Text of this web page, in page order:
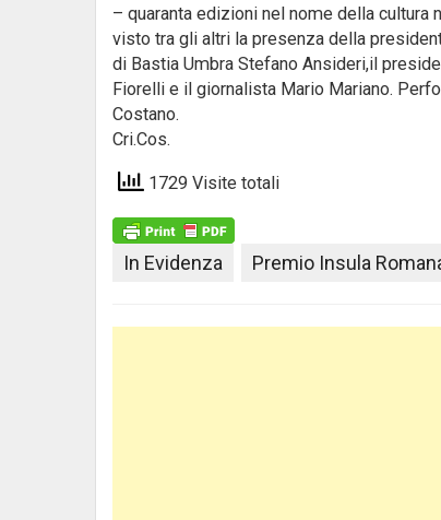
– quaranta edizioni nel nome della cultura
visto tra gli altri la presenza della
di Bastia Umbra Stefano Ansideri,il
Fiorelli e il giornalista Mario Mariano.
Costano.
Cri.Cos.
1729 Visite totali
In Evidenza Premio Insula